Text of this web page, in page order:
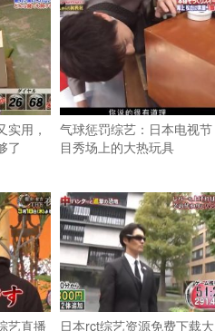
实用，
了
气球惩罚综艺：日本电视节
目秀场上的大热玩具
艺直播 日本rct综艺资源免费下载大